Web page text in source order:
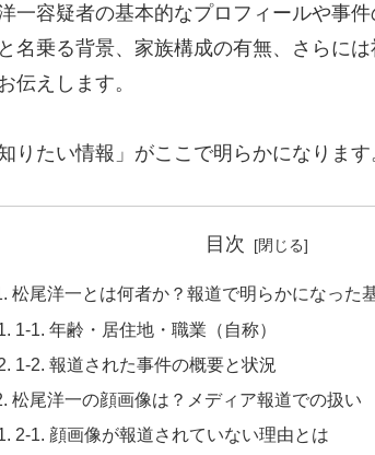
一容疑者の基本的なプロフィールや事
名乗る背景、家族構成の有無、さらに
伝えします。
りたい情報」がここで明らかになります
目次
松尾洋一とは何者か？報道で明らかになった
1-1. 年齢・居住地・職業（自称）
1-2. 報道された事件の概要と状況
松尾洋一の顔画像は？メディア報道での扱い
2-1. 顔画像が報道されていない理由とは